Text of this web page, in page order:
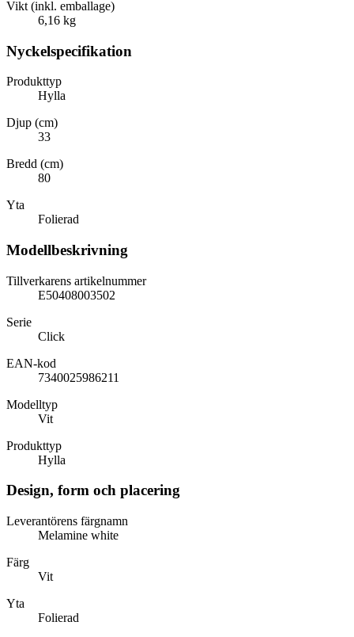
Vikt (inkl. emballage)
6,16 kg
Nyckelspecifikation
Produkttyp
Hylla
Djup (cm)
33
Bredd (cm)
80
Yta
Folierad
Modellbeskrivning
Tillverkarens artikelnummer
E50408003502
Serie
Click
EAN-kod
7340025986211
Modelltyp
Vit
Produkttyp
Hylla
Design, form och placering
Leverantörens färgnamn
Melamine white
Färg
Vit
Yta
Folierad